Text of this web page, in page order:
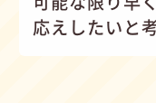
応えしたいと